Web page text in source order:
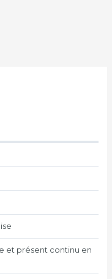
et présent continu en